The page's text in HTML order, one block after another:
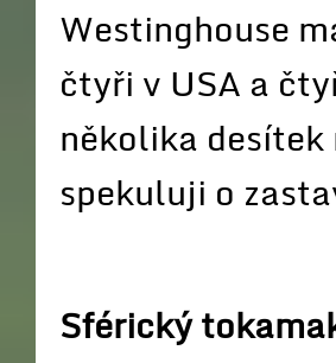
Westinghouse
čtyři v USA a
několika
spekuluji o
Sférický